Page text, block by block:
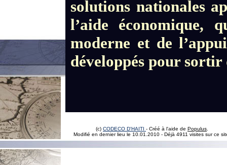
solutions nationales
l’aide économique,
moderne et de
développés pour
(c) CODECO D'HAITI - Créé à l'aide de Populus
Modifié en dernier lieu le 10.01.2010 - Déjà 4911 visites sur ce